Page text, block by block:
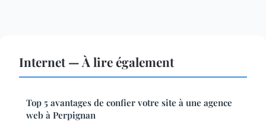
Internet — À lire également
Top 5 avantages de confier votre site à une agence
web à Perpignan